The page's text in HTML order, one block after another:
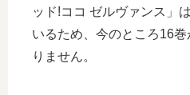
ッド!ココ ゼルヴァンス」
いるため、今のところ16
りません。